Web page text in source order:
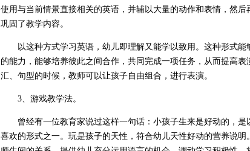
使用与当前情景直接相关的英语，并辅以大量的动作和表情，然
巩固了教学内容。
以这种方式学习英语，幼儿即理解又能学以致用。这种形式能
的能力，能够培养彼此之间合作，共同完成一项任务，从而提高
汇、句型的时候，教师可以让孩子自由组合，进行表演。
3、游戏教学法。
曾经有一位教育家说过这样一句话：小孩子生来是好动的，是
喜欢的形式之一。玩是孩子的天性，符合幼儿天性好动的营养说